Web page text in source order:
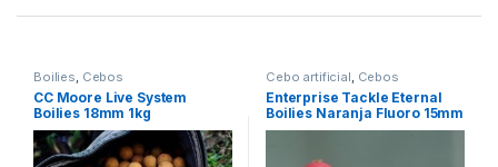
Boilies Cebos
CC Moore Live System
Boilies 18mm 1kg
Cebo artificial Cebos
Enterprise Tackle Eternal
Boilies Naranja Fluoro 15mm